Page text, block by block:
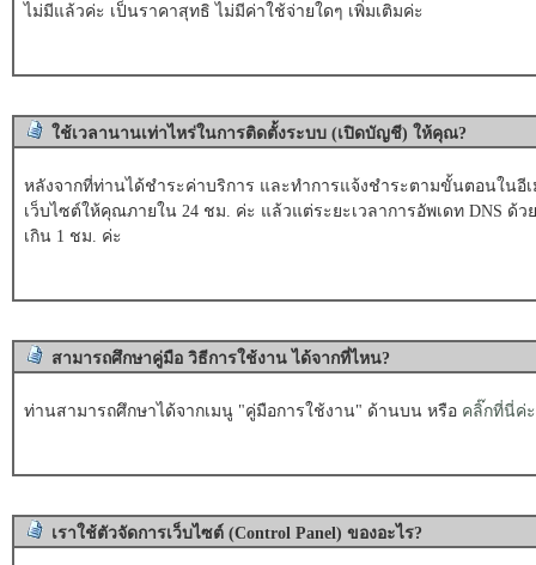
ไม่มีแล้วค่ะ เป็นราคาสุทธิ ไม่มีค่าใช้จ่ายใดๆ เพิ่มเติมค่ะ
ใช้เวลานานเท่าไหร่ในการติดตั้งระบบ (เปิดบัญชี) ให้คุณ?
หลังจากที่ท่านได้ชำระค่าบริการ และทำการแจ้งชำระตามขั้นตอนในอี
เว็บไซต์ให้คุณภายใน 24 ชม. ค่ะ แล้วแต่ระยะเวลาการอัพเดท DNS ด้
เกิน 1 ชม. ค่ะ
สามารถศึกษาคู่มือ วิธีการใช้งาน ได้จากที่ไหน?
ท่านสามารถศึกษาได้จากเมนู "คู่มือการใช้งาน" ด้านบน หรือ คลิ๊กที่นี่ค่ะ
เราใช้ตัวจัดการเว็บไซต์ (Control Panel) ของอะไร?